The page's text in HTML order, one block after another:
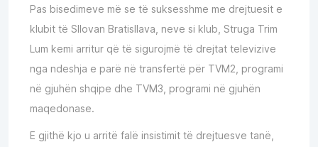
Pas bisedimeve më se të suksesshme me drejtuesit e
klubit të Sllovan Bratisllava, neve si klub, Struga Trim
Lum kemi arritur që të sigurojmë të drejtat televizive
nga ndeshja e parë në transfertë për TVM2, programi
në gjuhën shqipe dhe TVM3, programi në gjuhën
maqedonase.
E gjithë kjo u arritë falë insistimit të drejtuesve tanë,